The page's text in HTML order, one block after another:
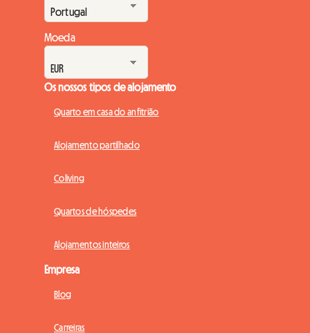
Moeda
Os nossos tipos de alojamento
Quarto em casa do anfitrião
Alojamento partilhado
Coliving
Quartos de hóspedes
Alojamentos inteiros
Empresa
Blog
Carreiras